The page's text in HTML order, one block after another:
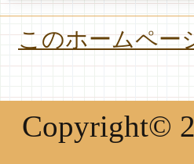
このホームペー
Copyright©